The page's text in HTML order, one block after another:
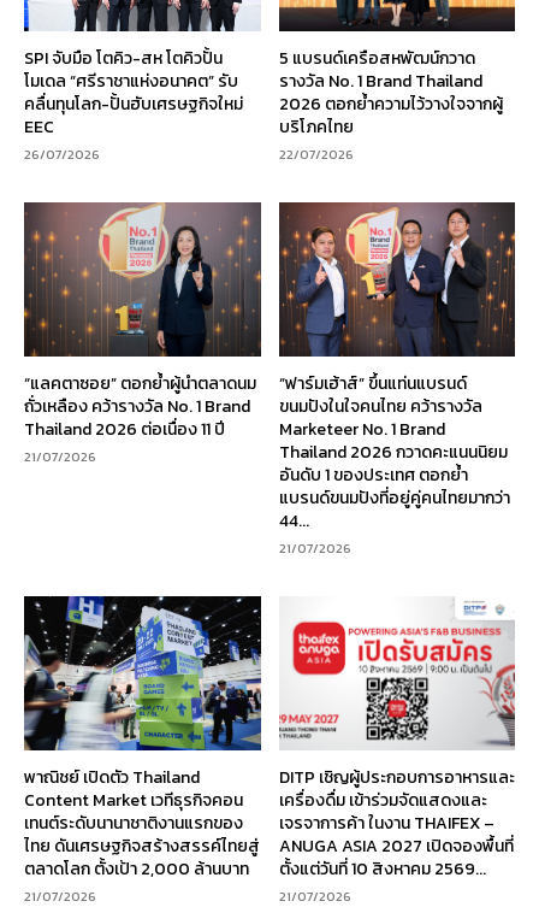
SPI จับมือ โตคิว-สห โตคิวปั้น
โมเดล “ศรีราชาแห่งอนาคต” รับ
คลื่นทุนโลก-ปั้นฮับเศรษฐกิจใหม่
EEC
26/07/2026
5 แบรนด์เครือสหพัฒน์กวาด
รางวัล No. 1 Brand Thailand
2026 ตอกย้ำความไว้วางใจจากผู้
บริโภคไทย
22/07/2026
“แลคตาซอย” ตอกย้ำผู้นำตลาดนม
ถั่วเหลือง คว้ารางวัล No. 1 Brand
Thailand 2026 ต่อเนื่อง 11 ปี
21/07/2026
“ฟาร์มเฮ้าส์” ขึ้นแท่นแบรนด์
ขนมปังในใจคนไทย คว้ารางวัล
Marketeer No. 1 Brand
Thailand 2026 กวาดคะแนนนิยม
อันดับ 1 ของประเทศ ตอกย้ำ
แบรนด์ขนมปังที่อยู่คู่คนไทยมากว่า
44...
21/07/2026
พาณิชย์ เปิดตัว Thailand
Content Market เวทีธุรกิจคอน
เทนต์ระดับนานาชาติงานแรกของ
ไทย ดันเศรษฐกิจสร้างสรรค์ไทยสู่
ตลาดโลก ตั้งเป้า 2,000 ล้านบาท
21/07/2026
DITP เชิญผู้ประกอบการอาหารและ
เครื่องดื่ม เข้าร่วมจัดแสดงและ
เจรจาการค้า ในงาน THAIFEX –
ANUGA ASIA 2027 เปิดจองพื้นที่
ตั้งแต่วันที่ 10 สิงหาคม 2569...
21/07/2026